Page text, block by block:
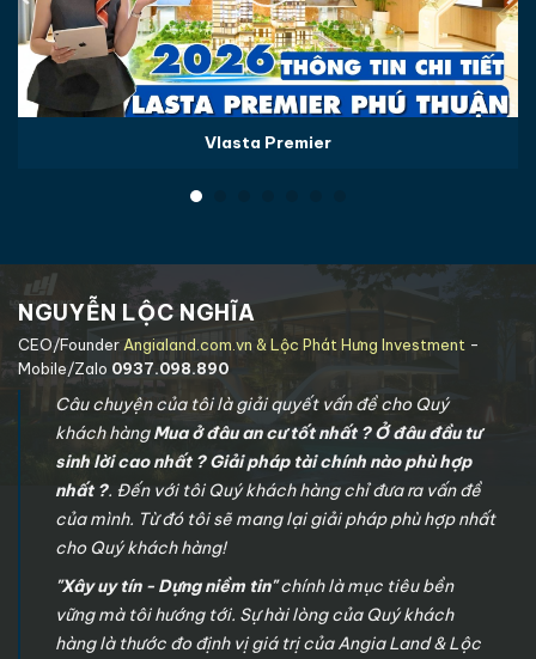
Vlasta Premier
NGUYỄN LỘC NGHĨA
CEO/FounderAngialand.com.vn & Lộc Phát Hưng Investment -
Mobile/Zalo 0937.098.890
Câu chuyện của tôi là giải quyết vấn đề cho Quý
khách hàngMua ở đâu an cư tốt nhất ? Ở đâu đầu tư
sinh lời cao nhất ? Giải pháp tài chính nào phù hợp
nhất ?. Đến với tôi Quý khách hàng chỉ đưa ra vấn đề
của mình. Từ đó tôi sẽ mang lại giải pháp phù hợp nhất
cho Quý khách hàng!
"Xây uy tín - Dựng niềm tin"chính là mục tiêu bền
vững mà tôi hướng tới. Sự hài lòng của Quý khách
hàng là thước đo định vị giá trị của Angia Land & Lộc